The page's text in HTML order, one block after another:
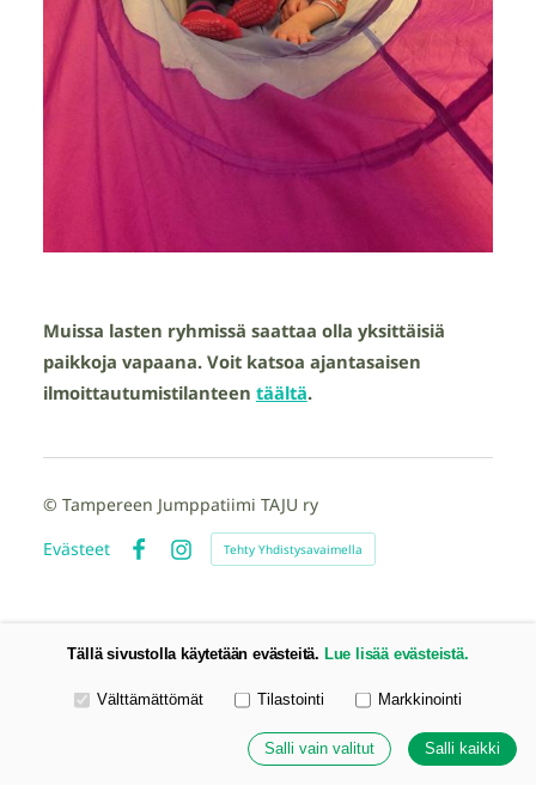
Muissa lasten ryhmissä saattaa olla yksittäisiä
paikkoja vapaana. Voit katsoa ajantasaisen
ilmoittautumistilanteen täältä.
© Tampereen Jumppatiimi TAJU ry
Evästeet
Instagram
Tehty Yhdistysavaimella
Tällä sivustolla käytetään evästeitä. Lue lisää evästeistä.
Valitse käytettävät evästeet
Välttämättömät Tilastointi Markkinointi
Salli vain valitut Salli kaikki